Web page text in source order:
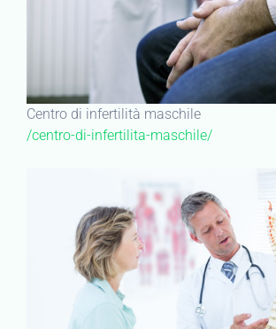
Centro di infertilità maschile
/centro-di-infertilita-maschile/